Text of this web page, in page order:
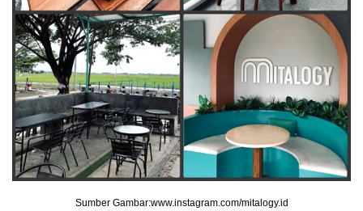
Sumber Gambar:www.instagram.com/mitalogy.id